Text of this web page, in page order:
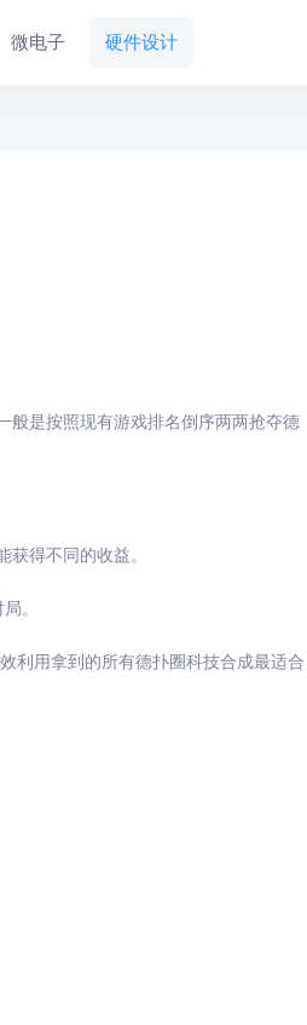
微电子 硬件设计
般是按照现有游戏排名倒序两两抢夺德
得不同的收益。
。
利用拿到的所有德扑圈科技合成最适合